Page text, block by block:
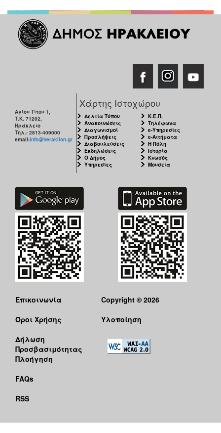
Αγίου Τίτου 1,
Τ.Κ. 71202,
Ηράκλειο
Τηλ.: 2813-409000
email:info@heraklion.gr
Χάρτης Ιστοχώρου
Δελτία Τύπου
Ανακοινώσεις
Διαγωνισμοί
Προσλήψεις
Διαβουλεύσεις
Εκδηλώσεις
Ο Δήμος
Υπηρεσίες
Κ.Ε.Π.
Τηλέφωνα
e-Υπηρεσίες
e-Αιτήματα
Η Πόλη
Ιστορία
Κνωσός
Μουσεία
Επικοινωνία
Όροι Χρήσης
Δήλωση
Προσβασιμότητας
Πλοήγηση
FAQs
RSS
Copyright © 2026
Υλοποίηση